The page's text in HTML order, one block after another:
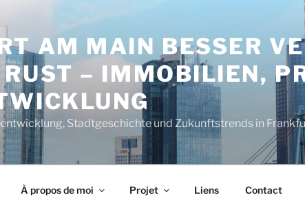
AM MAIN BESSER
– IMMOBILIEN,
Stadtgeschichte und Zukunftstrends in
À propos de moi Projet Liens Contact